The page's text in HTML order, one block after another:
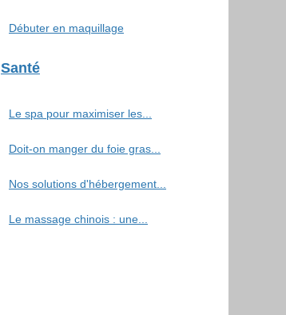
Débuter en maquillage
Santé
Le spa pour maximiser les...
Doit-on manger du foie gras...
Nos solutions d'hébergement...
Le massage chinois : une...